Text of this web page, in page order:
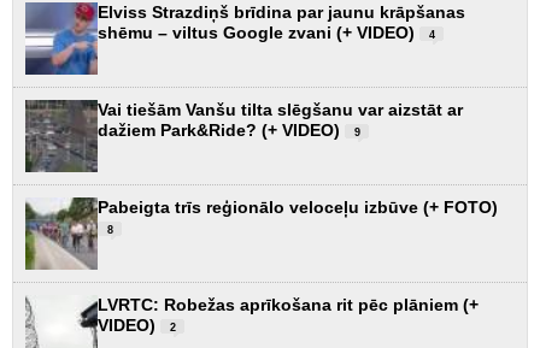
Elviss Strazdiņš brīdina par jaunu krāpšanas
shēmu – viltus Google zvani (+ VIDEO)
4
Vai tiešām Vanšu tilta slēgšanu var aizstāt ar
dažiem Park&Ride? (+ VIDEO)
9
Pabeigta trīs reģionālo veloceļu izbūve (+ FOTO)
8
LVRTC: Robežas aprīkošana rit pēc plāniem (+
VIDEO)
2